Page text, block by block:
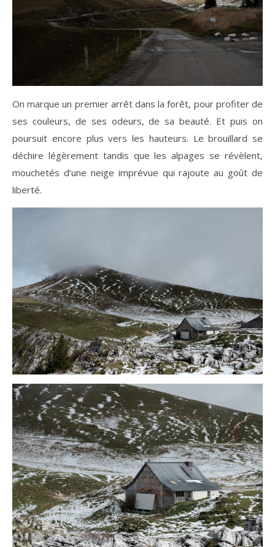
On marque un premier arrêt dans la forêt, pour profiter de
ses couleurs, de ses odeurs, de sa beauté. Et puis on
poursuit encore plus vers les hauteurs. Le brouillard se
déchire légèrement tandis que les alpages se révèlent,
mouchetés d’une neige imprévue qui rajoute au goût de
liberté.